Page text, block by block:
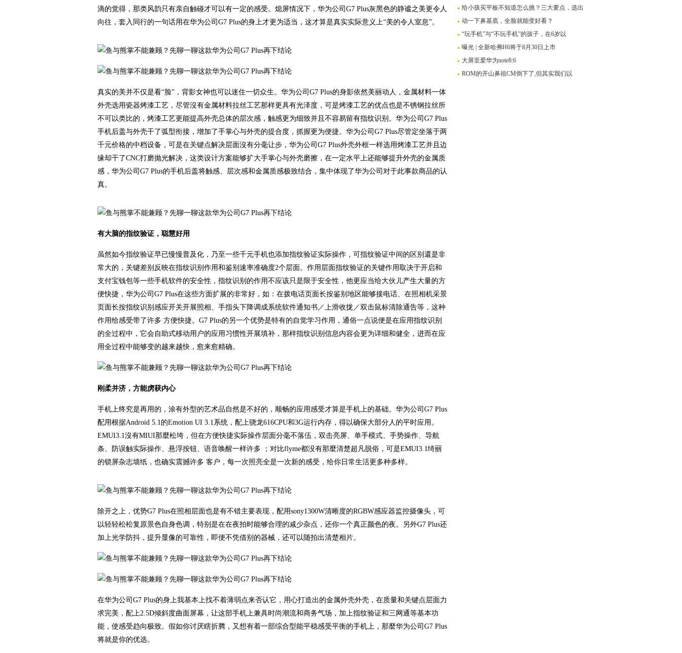
滴的觉得，那类风韵只有亲自触碰才可以有一定的感受。熄屏情况下，华为公司G7 Plus灰黑色的静谧之美更令人
向往，套入同行的一句话用在华为公司G7 Plus的身上才更为适当，这才算是真实实际意义上“美的令人室息”。
真实的美并不仅是看“脸”，背影女神也可以迷住一切众生。华为公司G7 Plus的身影依然美丽动人，金属材料一体
外壳选用瓷器烤漆工艺，尽管沒有金属材料拉丝工艺那样更具有光泽度，可是烤漆工艺的优点也是不锈钢拉丝所
不可以类比的，烤漆工艺更能提高外壳总体的层次感，触感更为细致并且不容易留有指纹识别。华为公司G7 Plus
手机后盖与外壳干了弧型衔接，增加了手掌心与外壳的提合度，抓握更为便捷。华为公司G7 Plus尽管定坐落于两
千元价格的中档设备，可是在关键点解决层面沒有分毫让步，华为公司G7 Plus外壳外框一样选用烤漆工艺并且边
缘却干了CNC打磨抛光解决，这类设计方案能够扩大手掌心与外壳磨擦，在一定水平上还能够提升外壳的金属质
感，华为公司G7 Plus的手机后盖将触感、层次感和金属质感极致结合，集中体现了华为公司对于此事款商品的认
真。
有大脑的指纹验证，聪慧好用
虽然如今指纹验证早已慢慢普及化，乃至一些千元手机也添加指纹验证实际操作，可指纹验证中间的区别還是非
常大的，关键差别反映在指纹识别作用和鉴别速率准确度2个层面。作用层面指纹验证的关键作用取决于开启和
支付宝钱包等一些手机软件的安全性，指纹识别的作用不应该只是限于安全性，他更应当给大伙儿产生大量的方
便快捷，华为公司G7 Plus在这些方面扩展的非常好，如：在拨电话页面长按鉴别地区能够接电话、在照相机采景
页面长按指纹识别感应开关开展照相、手指头下降调成系统软件通知书／上滑收拢／双击鼠标清除通告等，这种
作用给感受带了许多 方便快捷。G7 Plus的另一个优势是特有的自觉学习作用，通俗一点说便是在应用指纹识别
的全过程中，它会自助式移动用户的应用习惯性开展填补，那样指纹识别信息内容会更为详细和健全，进而在应
用全过程中能够变的越来越快，愈来愈精确。
刚柔并济，方能虏获内心
手机上终究是再用的，涂有外型的艺术品自然是不好的，顺畅的应用感受才算是手机上的基础。华为公司G7 Plus
配用根据Android 5.1的Emotion UI 3.1系统，配上骁龙616CPU和3G运行内存，得以确保大部分人的平时应用。
EMUI3.1沒有MIUI那麼松垮，但在方便快捷实际操作层面分毫不落伍，双击亮屏、单手模式、手势操作、导航
条、防误触实际操作、悬浮按钮、语音唤醒一样许多 ；对比flyme都没有那麼清楚超凡脱俗，可是EMUI3.1绮丽
的锁屏杂志墙纸，也确实震撼许多 客户，每一次照亮全是一次新的感受，给你日常生活更多种多样。
除开之上，优势G7 Plus在照相层面也是有不错主要表现，配用sony1300W清晰度的RGBW感应器监控摄像头，可
以轻轻松松复原景色自身色调，特别是在在夜拍时能够合理的减少杂点，还你一个真正颜色的夜。另外G7 Plus还
加上光学防抖，提升显像的可靠性，即便不凭借别的器械，还可以随拍出清楚相片。
在华为公司G7 Plus的身上我基本上找不着薄弱点来否认它，用心打造出的金属外壳外壳，在质量和关键点层面力
求完美，配上2.5D倾斜度曲面屏幕，让这部手机上兼具时尚潮流和商务气场，加上指纹验证和三网通等基本功
能，使感受趋向极致。假如你讨厌瞎折腾，又想有着一部综合型能平稳感受平衡的手机上，那麼华为公司G7 Plus
将就是你的优选。
给小孩买平板不知道怎么挑？三大要点，选出
动一下鼻基底，全脸就能变好看？
“玩手机”与“不玩手机”的孩子，在6岁以
曝光 | 全新哈弗H6将于8月30日上市
大屏至爱华为note8:6
ROM的开山鼻祖CM倒下了,但其实我们以